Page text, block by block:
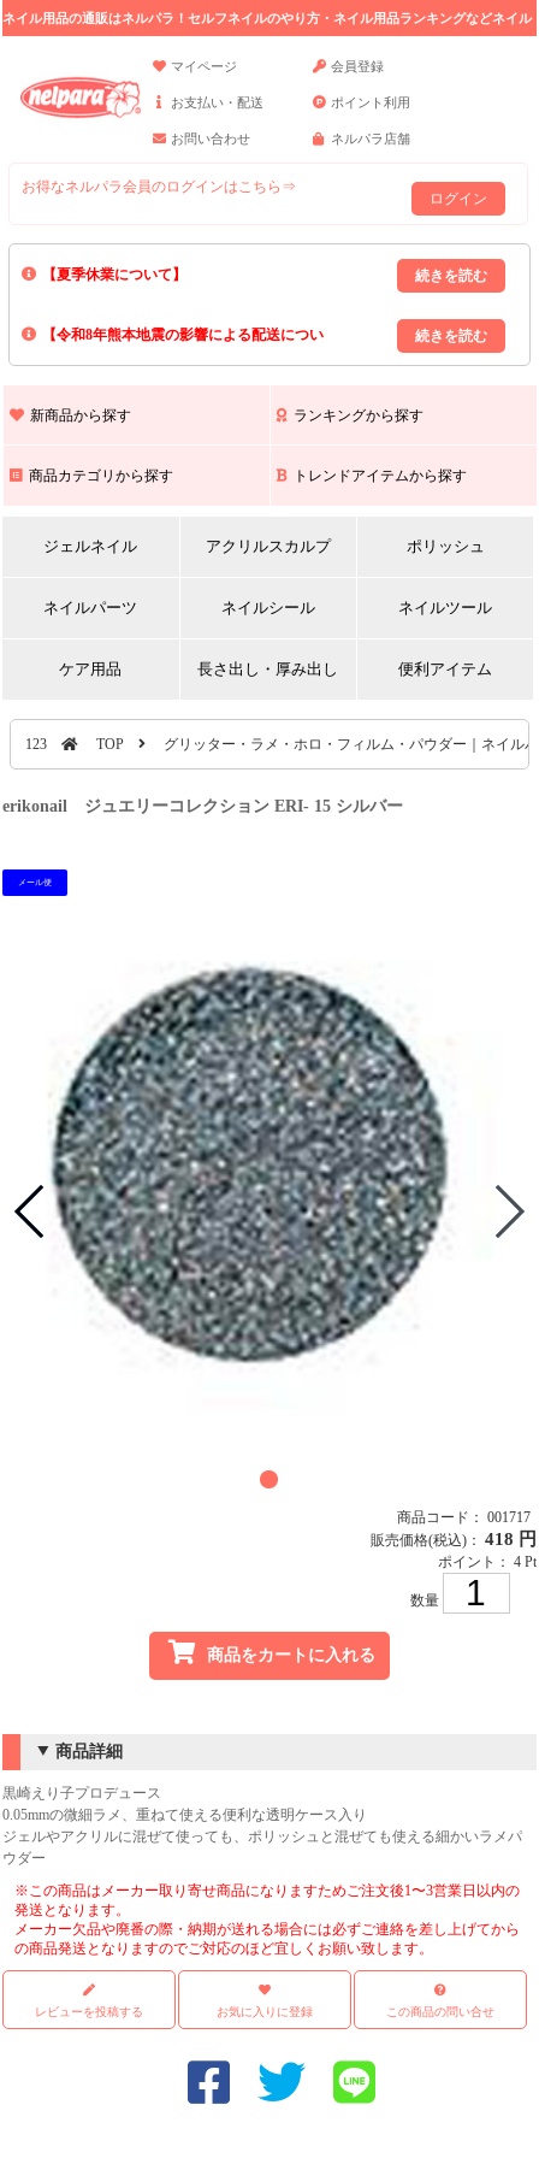
ネイル用品の通販はネルパラ！セルフネイルのやり方・ネイル用品ランキングなどネイル
マイページ
会員登録
お支払い・配送 ポイント利用
お問い合わせ ネルパラ店舗
お得なネルパラ会員のログインはこちら⇒
ログイン
【夏季休業について】
8/13(木)～8/16(日)の間｢出荷業務・お問い合わせ業務｣はお休みいたしま
上記期間中のご注文・お問い合わせは8/17(月)以降の対応となりますので
【令和8年熊本地震の影響による配送につい
また､ 九州全域でお荷物のお届けに遅延が生じております｡
新商品から探す ランキングから探す
商品カテゴリから探す トレンドアイテムから探す
ジェルネイル アクリルスカルプ ポリッシュ
ネイルパーツ ネイルシール ネイルツール
ケア用品 長さ出し・厚み出し 便利アイテム
123 TOP グリッター・ラメ・ホロ・フィルム・パウダー｜ネイル
erikonail ジュエリーコレクション ERI- 15 シルバー
メール便
商品コード： 001717
販売価格(税込)： 418 円
ポイント： 4 Pt
数量
商品をカートに入れる
商品詳細
黒崎えり子プロデュース
0.05mmの微細ラメ、重ねて使える便利な透明ケース入り
ジェルやアクリルに混ぜて使っても、ポリッシュと混ぜても使える細かいラメパ
ウダー
※この商品はメーカー取り寄せ商品になりますためご注文後1〜3営業日以内の
発送となります。
メーカー欠品や廃番の際・納期が送れる場合には必ずご連絡を差し上げてから
の商品発送となりますのでご対応のほど宜しくお願い致します。
レビューを投稿する お気に入りに登録 この商品の問い合せ